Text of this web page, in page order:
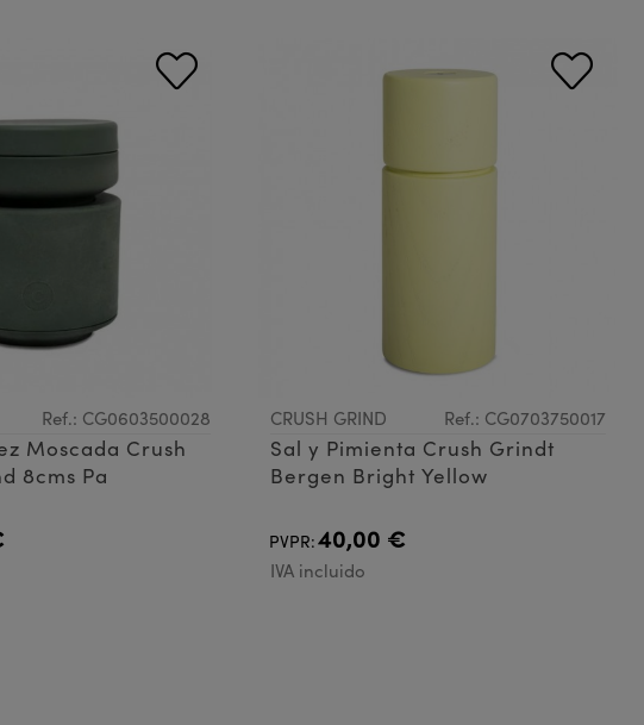
Ref.: CG0603500028
Moscada Crush
8cms Pa
CRUSH GRIND Ref.: CG0703750017
Sal y Pimienta Crush Grindt
Bergen Bright Yellow
PVPR:40,00 €
IVA incluido